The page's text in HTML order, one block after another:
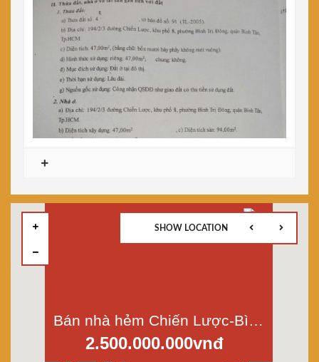
Bán nhà hẻm Chiến Lược-Bình Trị Đông-Bình Tân, dt 47m2 giá 2,55 tỷ
2.500.000.000vnđ
SHOW LOCATION